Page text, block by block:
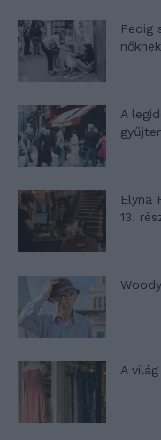
Pedig
A
Elyna
13.
A